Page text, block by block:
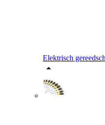
Elektrisch